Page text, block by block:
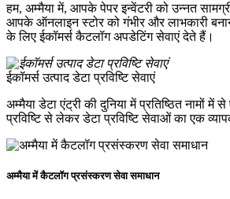
हम, अम्मैया में, आपके पेपर इन्वेंटरी को उन्नत
आपके ऑनलाइन स्टोर को गंभीर और लाभकारी
के लिए ईकॉमर्स कैटलॉग अपडेटिंग सेवाएं देते हैं।
ईकॉमर्स उत्पाद डेटा प्रविष्टि सेवाएं
अम्मैया डेटा एंट्री की दुनिया में प्रतिष्ठित नामों में
प्रविष्टि से लेकर डेटा प्रविष्टि सेवाओं का एक
अम्मैया में कैटलॉग प्रसंस्करण सेवा समाधान